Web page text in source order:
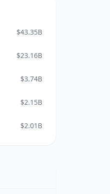
$43.35B
$23.16B
$3.74B
$2.15B
$2.01B